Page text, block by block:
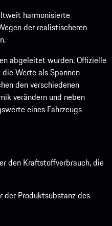
harmonisierte
der realistischeren
abgeleitet wurden. Offizielle
Werte als Spannen
den verschiedenen
verändern und neben
eines Fahrzeugs
den Kraftstoffverbrauch, die
Produktsubstanz des